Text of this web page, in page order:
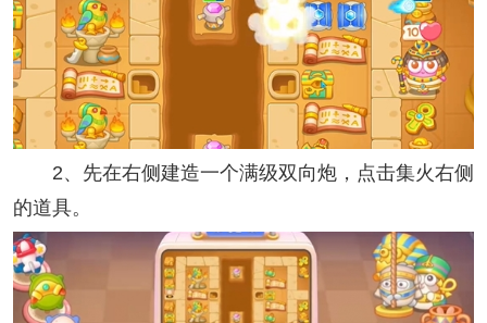
2、先在右侧建造一个满级双向炮，点击集火右侧
的道具。